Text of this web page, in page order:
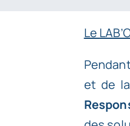
Le
et de la